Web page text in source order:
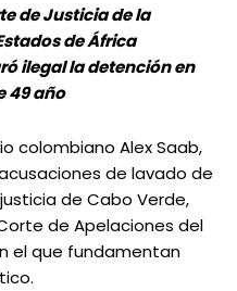
de Justicia de la
de África
ilegal la detención en
49 año
colombiano Alex Saab,
de lavado de
de Cabo Verde,
de Apelaciones del
el que fundamentan